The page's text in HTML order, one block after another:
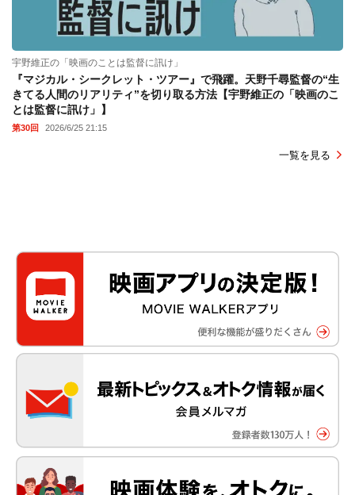
宇野維正の「映画のことは監督に訊け」
『マジカル・シークレット・ツアー』で飛躍。天野千尋監督の“生
きてる人間のリアリティ”を切り取る方法【宇野維正の「映画のこ
とは監督に訊け」】
第30回 2026/6/25 21:15
一覧を見る